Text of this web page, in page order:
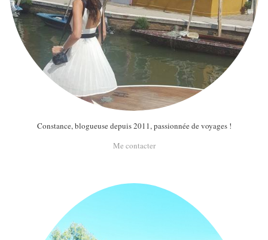
Constance, blogueuse depuis 2011, passionnée de voyages !
Me contacter